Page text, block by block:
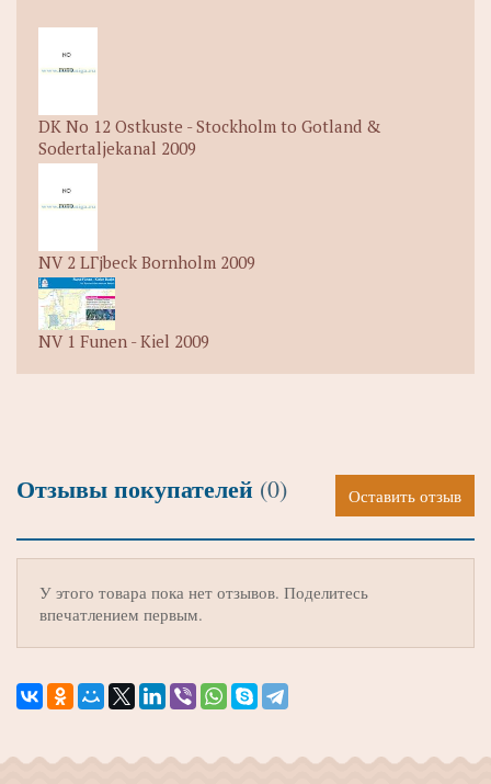
DK No 12 Ostkuste - Stockholm to Gotland &
Sodertaljekanal 2009
NV 2 LГјbeck Bornholm 2009
NV 1 Funen - Kiel 2009
Отзывы покупателей (0) Оставить отзыв
У этого товара пока нет отзывов. Поделитесь
впечатлением первым.